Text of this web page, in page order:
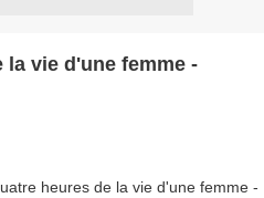
vie d'une femme -